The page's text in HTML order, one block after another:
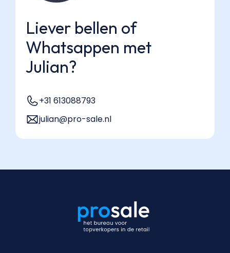
Liever bellen of
Whatsappen met
Julian?
+31 613088793
julian@pro-sale.nl